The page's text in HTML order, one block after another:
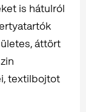
is hátulról
áttört
textilbojtot